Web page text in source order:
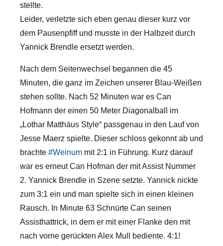
stellte.
Leider, verletzte sich eben genau dieser kurz vor
dem Pausenpfiff und musste in der Halbzeit durch
Yannick Brendle ersetzt werden.
Nach dem Seitenwechsel begannen die 45
Minuten, die ganz im Zeichen unserer Blau-Weißen
stehen sollte. Nach 52 Minuten war es Can
Hofmann der einen 50 Meter Diagonalball im
„Lothar Matthäus Style“ passgenau in den Lauf von
Jesse Maerz spielte. Dieser schloss gekonnt ab und
brachte #Weinum mit 2:1 in Führung. Kurz darauf
war es erneut Can Hofman der mit Assist Nummer
2. Yannick Brendle in Szene setzte. Yannick nickte
zum 3:1 ein und man spielte sich in einen kleinen
Rausch. In Minute 63 Schnürte Can seinen
Assisthattrick, in dem er mit einer Flanke den mit
nach vorne gerückten Alex Mull bediente. 4:1!